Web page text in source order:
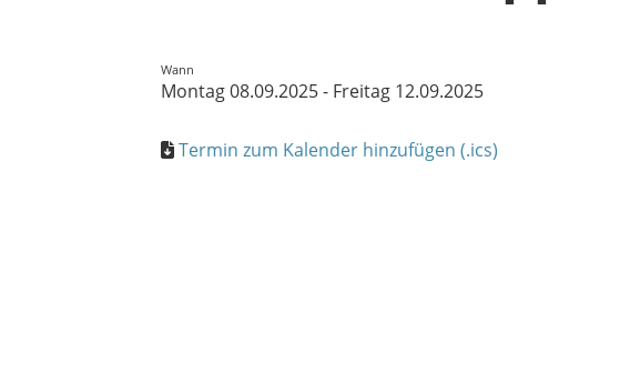
Wann
Montag 08.09.2025 - Freitag 12.09.2025
Termin zum Kalender hinzufügen (.ics)